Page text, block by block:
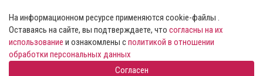
На информационном ресурсе применяются cookie-файлы .
Оставаясь на сайте, вы подтверждаете, что согласны на их
использование и ознакомлены сполитикой в отношении
обработки персональных данных
Согласен